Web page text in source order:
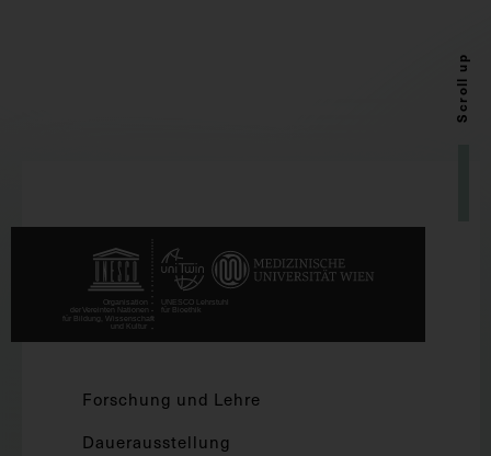
Scroll up
Forschung und Lehre
Dauerausstellung